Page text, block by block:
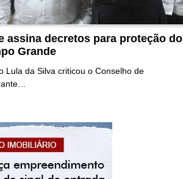
assina decretos para proteção do
Grande
Lula da Silva criticou o Conselho de